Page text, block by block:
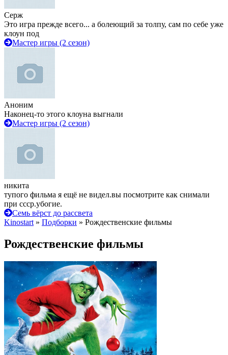
Серж
Это игра прежде всего... а болеющий за толпу, сам по себе уже
клоун под
Мастер игры (2 сезон)
Аноним
Наконец-то этого клоуна выгнали
Мастер игры (2 сезон)
никита
тупого фильма я ещё не видел.вы посмотрите как снимали
при ссср.убогие.
Семь вёрст до рассвета
Kinostart » Подборки » Рождественские фильмы
Рождественские фильмы